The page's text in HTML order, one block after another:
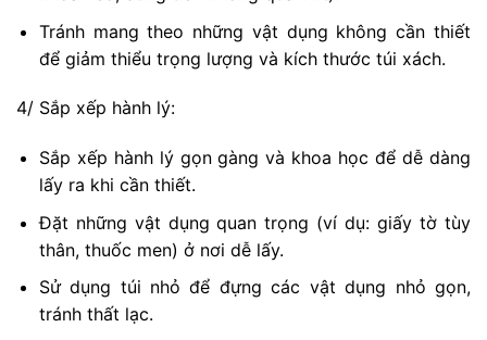
Tránh mang theo những vật dụng không cần thiết
để giảm thiểu trọng lượng và kích thước túi xách.
4/ Sắp xếp hành lý:
Sắp xếp hành lý gọn gàng và khoa học để dễ dàng
lấy ra khi cần thiết.
Đặt những vật dụng quan trọng (ví dụ: giấy tờ tùy
thân, thuốc men) ở nơi dễ lấy.
Sử dụng túi nhỏ để đựng các vật dụng nhỏ gọn,
tránh thất lạc.